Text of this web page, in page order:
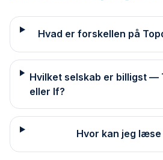
Hvad er forskellen på
Hvilket selskab er billigst —
eller If?
Hvor kan jeg læse